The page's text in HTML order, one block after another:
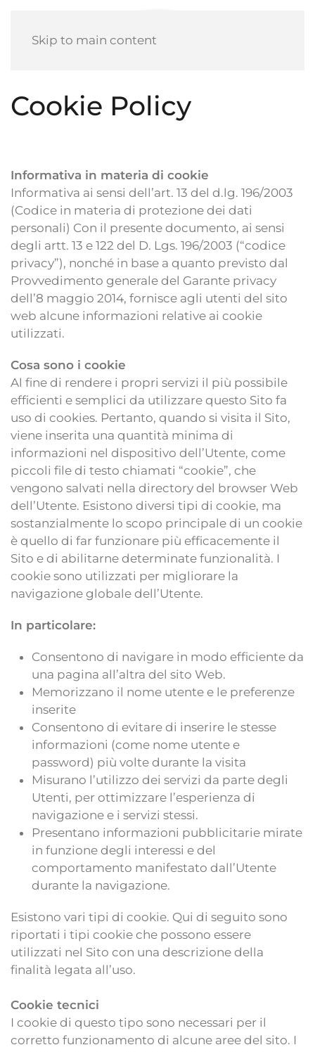
Skip to main content
Cookie Policy
Informativa in materia di cookie
Informativa ai sensi dell’art. 13 del d.lg. 196/2003
(Codice in materia di protezione dei dati
personali) Con il presente documento, ai sensi
degli artt. 13 e 122 del D. Lgs. 196/2003 (“codice
privacy”), nonché in base a quanto previsto dal
Provvedimento generale del Garante privacy
dell’8 maggio 2014, fornisce agli utenti del sito
web alcune informazioni relative ai cookie
utilizzati.
Cosa sono i cookie
Al fine di rendere i propri servizi il più possibile
efficienti e semplici da utilizzare questo Sito fa
uso di cookies. Pertanto, quando si visita il Sito,
viene inserita una quantità minima di
informazioni nel dispositivo dell’Utente, come
piccoli file di testo chiamati “cookie”, che
vengono salvati nella directory del browser Web
dell’Utente. Esistono diversi tipi di cookie, ma
sostanzialmente lo scopo principale di un cookie
è quello di far funzionare più efficacemente il
Sito e di abilitarne determinate funzionalità. I
cookie sono utilizzati per migliorare la
navigazione globale dell’Utente.
In particolare:
Consentono di navigare in modo efficiente da
una pagina all’altra del sito Web.
Memorizzano il nome utente e le preferenze
inserite
Consentono di evitare di inserire le stesse
informazioni (come nome utente e
password) più volte durante la visita
Misurano l’utilizzo dei servizi da parte degli
Utenti, per ottimizzare l’esperienza di
navigazione e i servizi stessi.
Presentano informazioni pubblicitarie mirate
in funzione degli interessi e del
comportamento manifestato dall’Utente
durante la navigazione.
Esistono vari tipi di cookie. Qui di seguito sono
riportati i tipi cookie che possono essere
utilizzati nel Sito con una descrizione della
finalità legata all’uso.
Cookie tecnici
I cookie di questo tipo sono necessari per il
corretto funzionamento di alcune aree del sito. I